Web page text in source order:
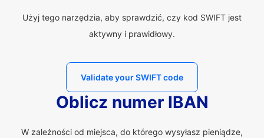
Użyj tego narzędzia, aby sprawdzić, czy kod SWIFT jest
aktywny i prawidłowy.
Validate your SWIFT code
Oblicz numer IBAN
W zależności od miejsca, do którego wysyłasz pieniądze,